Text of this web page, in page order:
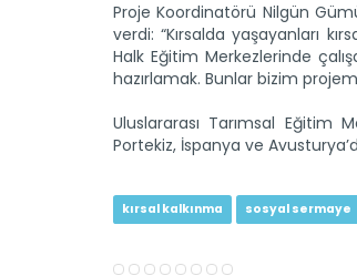
Proje Koordinatörü Nilgün
verdi: “Kırsalda yaşayanları
Halk Eğitim Merkezlerinde
hazırlamak. Bunlar bizim
Uluslararası Tarımsal Eğitim
Portekiz, İspanya ve
kırsal kalkınma sosyal sermaye